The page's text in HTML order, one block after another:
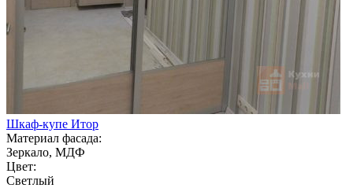
Шкаф-купе Итор
Материал фасада:
Зеркало, МДФ
Цвет:
Светлый